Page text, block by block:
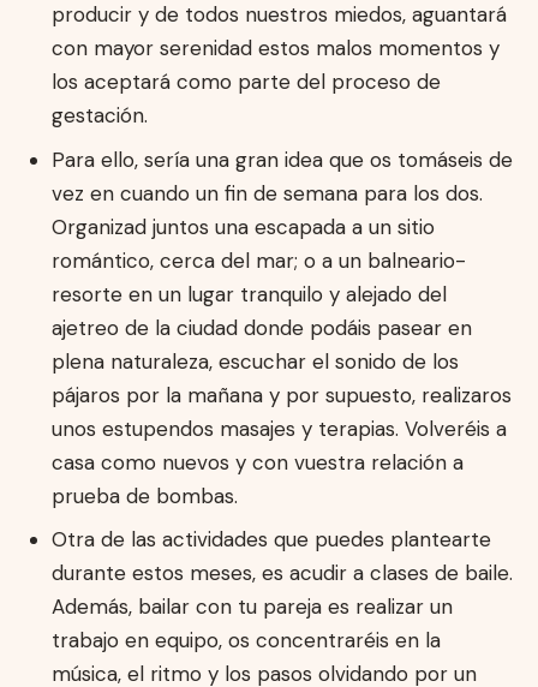
producir y de todos nuestros miedos, aguantará
con mayor serenidad estos malos momentos y
los aceptará como parte del proceso de
gestación.
Para ello, sería una gran idea que os tomáseis de
vez en cuando un fin de semana para los dos.
Organizad juntos una escapada a un sitio
romántico, cerca del mar; o a un balneario-
resorte en un lugar tranquilo y alejado del
ajetreo de la ciudad donde podáis pasear en
plena naturaleza, escuchar el sonido de los
pájaros por la mañana y por supuesto, realizaros
unos estupendos masajes y terapias. Volveréis a
casa como nuevos y con vuestra relación a
prueba de bombas.
Otra de las actividades que puedes plantearte
durante estos meses, es acudir a clases de baile.
Además, bailar con tu pareja es realizar un
trabajo en equipo, os concentraréis en la
música, el ritmo y los pasos olvidando por un